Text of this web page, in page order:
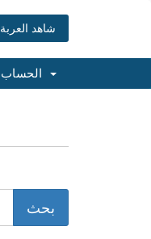
شاهد العربة